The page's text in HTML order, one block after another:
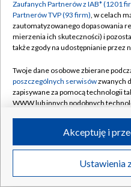
Centrum informacji TVP
Naziemna Telewizja
Rada Programowa
System NOS
Informacje o nadawcy
Program dla prasy
Ogłoszenie przetargowe
©2026 Telewizja
Zaufanych Partnerów z IAB* (1201
Partnerów TVP (93 firm), w celach
zautomatyzowanego dopasowania
mierzenia ich skuteczności) i
także zgody na udostępnianie przez
Twoje dane osobowe zbierane
poszczególnych serwisówzwanych
zapisywane za pomocą technologii
WWW lub innych podobnych
ruchu w Internecie.
Twoje dane osobowe zbierane
poszczególnych serwisówna
Ustawienia
Akceptuję i